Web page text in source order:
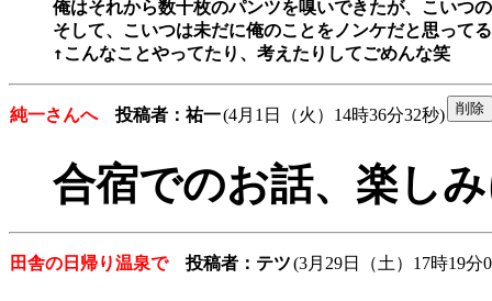
俺はそれから数十枚のパンツを嗅いできたが、こいつ
そして、こいつは未だに俺のことをノンケだと思って
↑こんなことやってたり、考えたりしてごめんな笑
純一さんへ 投稿者：祐一(4月1日（火）14時36分32秒)
合宿でのお話、楽し
田舎の日帰り温泉で 投稿者：テツ(3月29日（土）17時19分